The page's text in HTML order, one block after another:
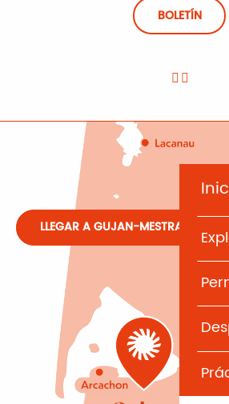
BOLETÍN
LLEGAR A GUJAN-MESTRAS